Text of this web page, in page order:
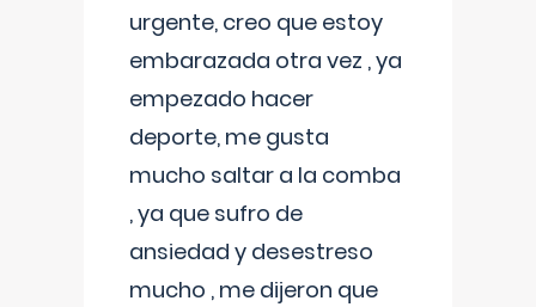
urgente, creo que estoy
embarazada otra vez , ya
empezado hacer
deporte, me gusta
mucho saltar a la comba
, ya que sufro de
ansiedad y desestreso
mucho , me dijeron que